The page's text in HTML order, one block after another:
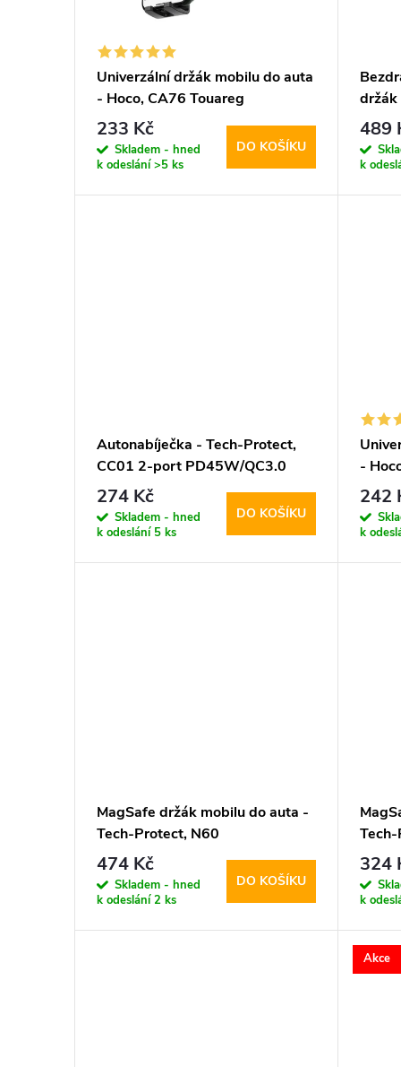
t
d
Univerzální držák mobilu do auta
- Hoco, CA76 Touareg
233 Kč
Skladem - hned
k odeslání>5 ks
DO KOŠÍKU
držák
CA91
489
k
Autonabíječka - Tech-Protect,
CC01 2-port PD45W/QC3.0
274 Kč
Skladem - hned
k odeslání 5 ks
DO KOŠÍKU
-
242
k
MagSafe držák mobilu do auta -
Tech-Protect, N60
474 Kč
Skladem - hned
k odeslání2 ks
DO KOŠÍKU
324
k
Akce